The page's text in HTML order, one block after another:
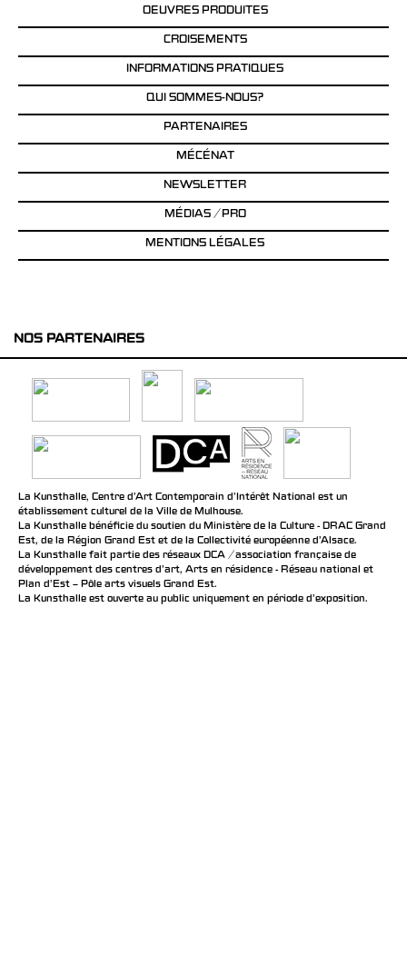
OEUVRES PRODUITES
CROISEMENTS
INFORMATIONS PRATIQUES
QUI SOMMES-NOUS?
PARTENAIRES
MÉCÉNAT
NEWSLETTER
MÉDIAS / PRO
MENTIONS LÉGALES
NOS PARTENAIRES
La Kunsthalle, Centre d’Art Contemporain d’Intérêt National est un
établissement culturel de la Ville de Mulhouse.
La Kunsthalle bénéficie du soutien du Ministère de la Culture - DRAC Grand
Est, de la Région Grand Est et de la Collectivité européenne d’Alsace.
La Kunsthalle fait partie des réseaux DCA / association française de
développement des centres d'art, Arts en résidence - Réseau national et
Plan d’Est – Pôle arts visuels Grand Est.
La Kunsthalle est ouverte au public uniquement en période d'exposition.